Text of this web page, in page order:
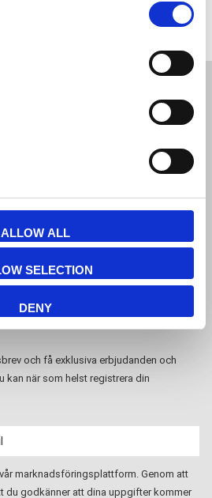
ALLOW ALL
SELECTION
DENY
kontakta oss.
och få exklusiva erbjudanden och
kan när som helst registrera din
marknadsföringsplattform. Genom att
du godkänner att dina uppgifter kommer